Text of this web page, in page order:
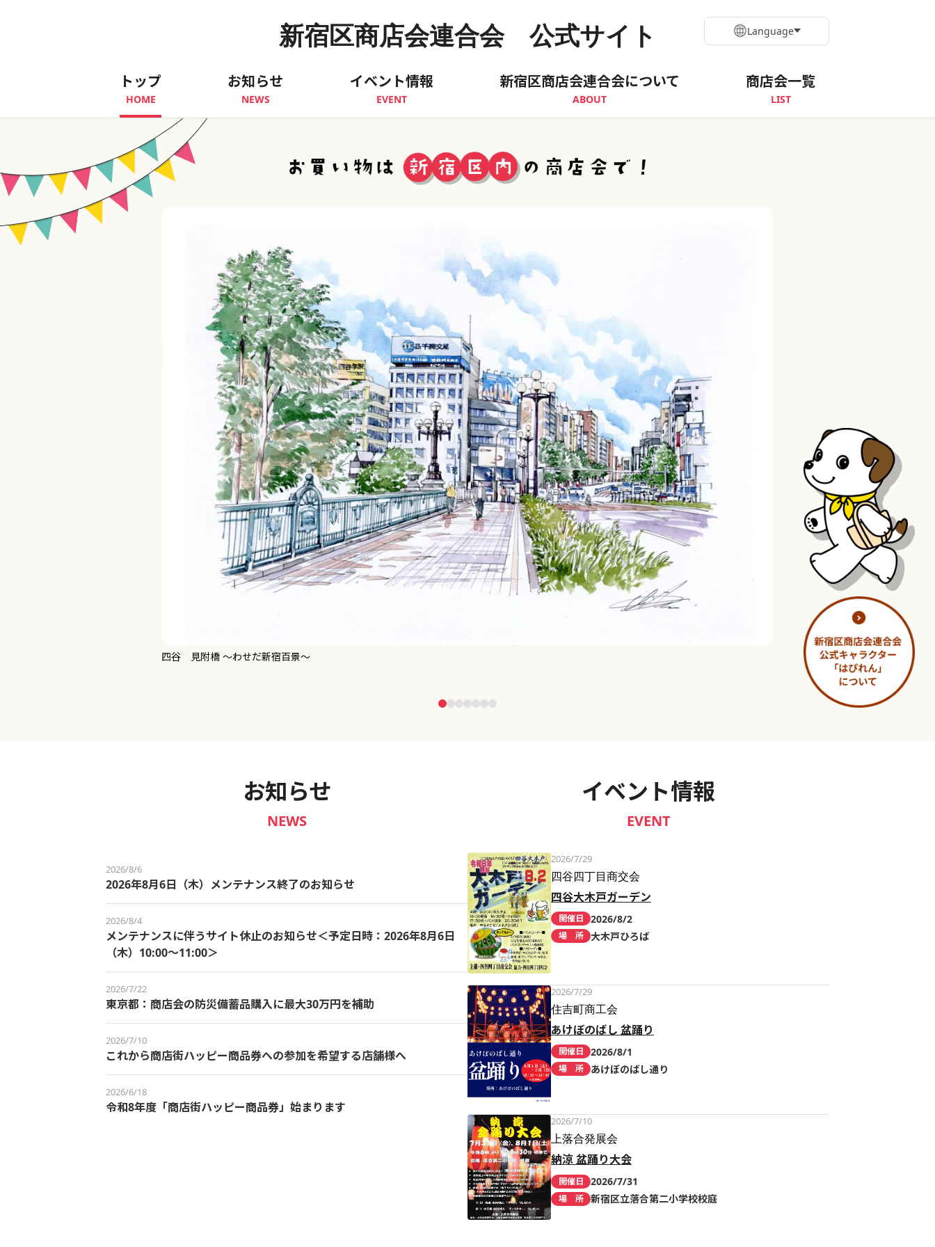
新宿区商店会連合会 公式サイト
トップ
HOME
お知らせ
NEWS
イベント情報
EVENT
新宿区商店会連合会について
ABOUT
商店会一覧
LIST
Language
淀橋市場 ～わせだ新宿百景～
お知らせ
NEWS
2026/8/6
2026年8月6日（木）メンテナンス終了のお知らせ
2026/8/4
メンテナンスに伴うサイト休止のお知らせ＜予定日時：2026年8月6日
（木）10:00～11:00＞
2026/7/22
東京都：商店会の防災備蓄品購入に最大30万円を補助
2026/7/10
これから商店街ハッピー商品券への参加を希望する店舗様へ
2026/6/18
令和8年度「商店街ハッピー商品券」始まります
イベント情報
EVENT
2026/7/29
四谷四丁目商交会
四谷大木戸ガーデン
開催日 2026/8/2
場 所 大木戸ひろば
2026/7/29
住吉町商工会
あけぼのばし 盆踊り
開催日 2026/8/1
場 所 あけぼのばし通り
2026/7/10
上落合発展会
納涼 盆踊り大会
開催日 2026/7/31
場 所 新宿区立落合第二小学校校庭